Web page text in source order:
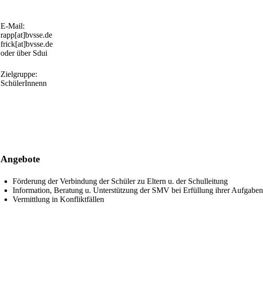
E-Mail:
rapp[at]bvsse.de
frick[at]bvsse.de
oder über Sdui
Zielgruppe:
SchülerInnenn
Angebote
Förderung der Verbindung der Schüler zu Eltern u. der Schulleitung
Information, Beratung u. Unterstützung der SMV bei Erfüllung ihrer Aufgaben
Vermittlung in Konfliktfällen